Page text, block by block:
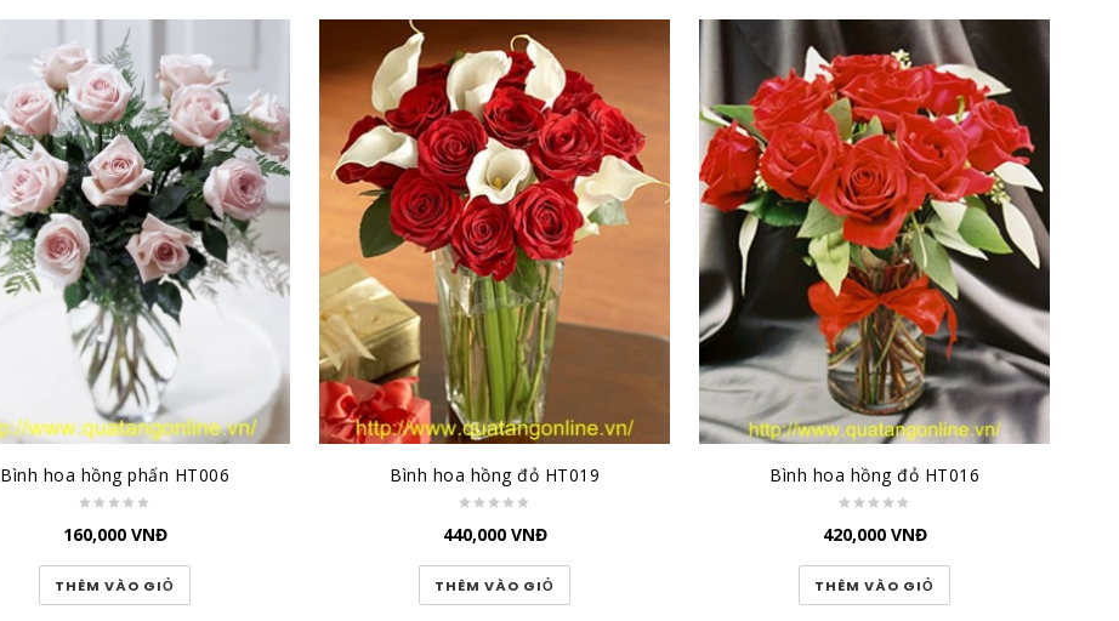
Bình hoa hồng phấn HT006
160,000 VNĐ
THÊM VÀO GIỎ
Bình hoa hồng đỏ HT019
440,000 VNĐ
THÊM VÀO GIỎ
Bình hoa hồng đỏ HT016
420,000 VNĐ
THÊM VÀO GIỎ